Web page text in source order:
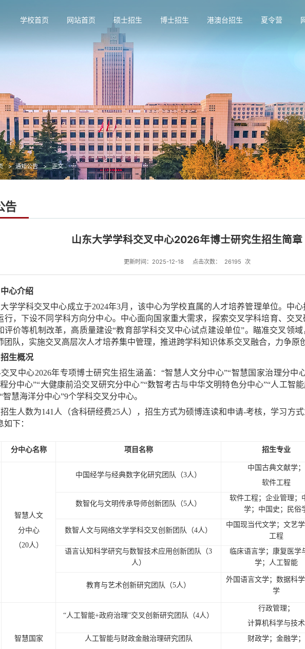
学校首页 网站首页 硕士招生 博士招生 港澳台招生 夏令营
告
通知公告 正文
山东大学学科交叉中心2026年博士研究生招生简章
更新时间：2025-12-18 点击次数： 26195 次
心介绍
学学科交叉中心成立于2024年3月，该中心为学校直属的人才培养管理单位。中
行，下设不同学科方向分中心。中心面向国家重大需求，探索交叉学科培育、交
评价等机制改革，高质量建设“教育部学科交叉中心试点建设单位”。瞄准交叉领
团队，实施交叉高层次人才培养集中管理，推进跨学科知识体系交叉融合，力争原
生概况
叉中心2026年专项博士研究生招生涵盖：“智慧人文分中心”“智慧国家治理分中
分中心”“大健康前沿交叉研究分中心”“数智考古与中华文明特色分中心”“人工智
智慧海洋分中心”9个学科交叉分中心。
生人数为141人（含科研经费25人），招生方式为硕博连读和申请-考核，学习方
下：
分中心名称 项目名称 招生专业
智慧人文
分中心
（20人）
中国经学与经典数字化研究团队（3人）
中国古典文献学；
软件工程
数智化与文明传承导师创新团队（5人）
软件工程；企业管理；
学；中国史；民俗
数智人文与网络文学学科交叉创新团队（4人）
中国现当代文学；文艺
工程
语言认知科学研究与数智技术应用创新团队（3
人）
临床语言学；康复医学
学；人工智能
教育与艺术创新研究团队（5人）
外国语言文学；数据科
学
智慧国家
“人工智能+政府治理”交叉创新研究团队（4人）
行政管理；
计算机科学与技术
人工智能与财政金融治理研究团队
财政学；金融学；